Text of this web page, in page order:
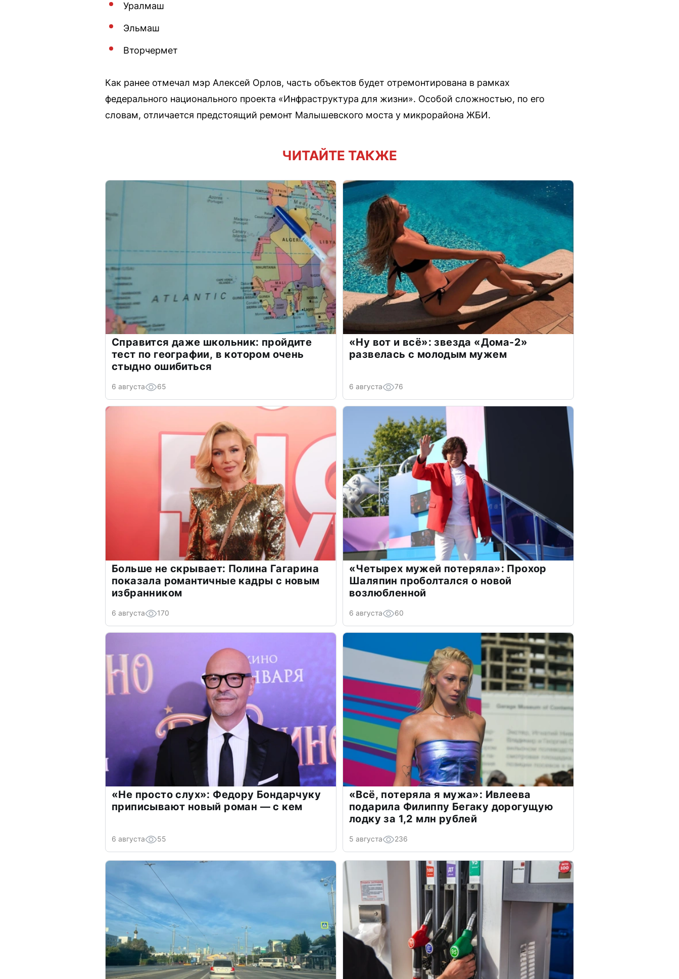
Уралмаш
Эльмаш
Вторчермет
Как ранее отмечал мэр Алексей Орлов, часть объектов будет отремонтирована в рамках
федерального национального проекта «Инфраструктура для жизни». Особой сложностью, по его
словам, отличается предстоящий ремонт Малышевского моста у микрорайона ЖБИ.
ЧИТАЙТЕ ТАКЖЕ
Справится даже школьник: пройдите
тест по географии, в котором очень
стыдно ошибиться
6 августа 65
«Ну вот и всё»: звезда «Дома-2»
развелась с молодым мужем
6 августа 76
Больше не скрывает: Полина Гагарина
показала романтичные кадры с новым
избранником
6 августа 170
«Четырех мужей потеряла»: Прохор
Шаляпин проболтался о новой
возлюбленной
6 августа 60
«Не просто слух»: Федору Бондарчуку
приписывают новый роман — с кем
6 августа 55
«Всё, потеряла я мужа»: Ивлеева
подарила Филиппу Бегаку дорогущую
лодку за 1,2 млн рублей
5 августа 236